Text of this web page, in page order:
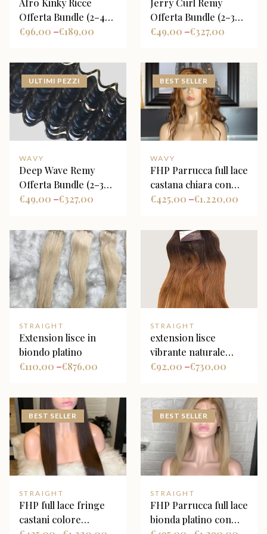
Afro Kinky Ricce
Offerta Bundle (2–4
Fasci + Closure
96,00
€ – 189,00
€
Jerry Curl Remy
Offerta Bundle (2–3
Fasci + Closure
49,00
€ – 327,00
€
ULTIMI PEZZI
WAVY
Deep Wave Remy
Offerta Bundle (2–3
Fasci + Closure
49,00
€ – 327,00
€
BEST SELLER
WAVY
FHP Parrucca full lace
castana chiara con
face frame highlight
425,00
€ – 1.220,00
€
STRAIGHT
Extension lisce in
biondo platino
110,00
€ – 876,00
€
STRAIGHT
extension lisce
vibrante naturale
ombré
92,00
€ – 730,00
€
BEST SELLER
STRAIGHT
FHP full lace fringe
castani colore
BEST SELLER
STRAIGHT
FHP Parrucca full lace
bionda platino con